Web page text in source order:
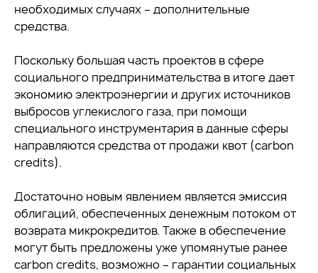
необходимых случаях – дополнительные
средства.
Поскольку большая часть проектов в сфере
социального предпринимательства в итоге дает
экономию электроэнергии и других источников
выбросов углекислого газа, при помощи
специального инструментария в данные сферы
направляются средства от продажи квот (carbon
credits).
Достаточно новым явлением является эмиссия
облигаций, обеспеченных денежным потоком от
возврата микрокредитов. Также в обеспечение
могут быть предложены уже упомянутые ранее
carbon credits, возможно – гарантии социальных